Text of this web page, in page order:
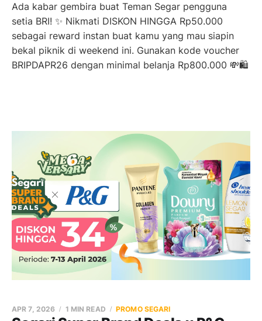
Ada kabar gembira buat Teman Segar pengguna
setia BRI! ✨ Nikmati DISKON HINGGA Rp50.000
sebagai reward instan buat kamu yang mau siapin
bekal piknik di weekend ini. Gunakan kode voucher
BRIPDAPR26 dengan minimal belanja Rp800.000 💸🛍️
APR 7, 2026 1 MIN READ PROMO SEGARI